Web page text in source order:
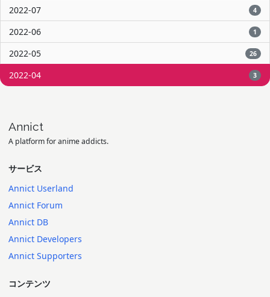
2022-07 4
2022-06 1
2022-05 26
2022-04 3
Annict
A platform for anime addicts.
サービス
Annict Userland
Annict Forum
Annict DB
Annict Developers
Annict Supporters
コンテンツ